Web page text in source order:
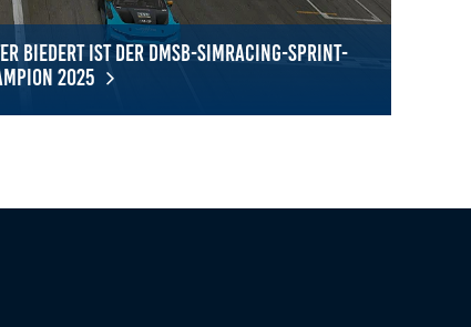
Biedert ist der DMSB-SimRacing-Sprint-
2025